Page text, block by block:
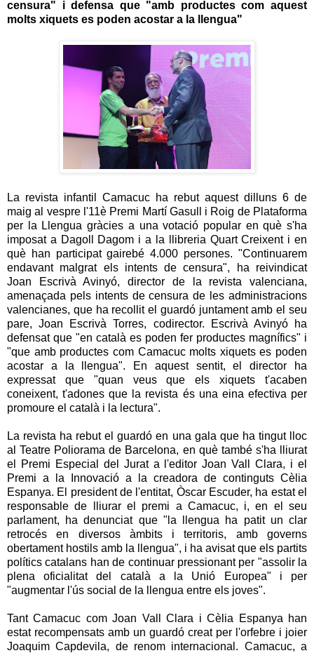
censura" i defensa que "amb productes com aquest
molts xiquets es poden acostar a la llengua"
La revista infantil Camacuc ha rebut aquest dilluns 6 de
maig al vespre l'11è Premi Martí Gasull i Roig de Plataforma
per la Llengua gràcies a una votació popular en què s'ha
imposat a Dagoll Dagom i a la llibreria Quart Creixent i en
què han participat gairebé 4.000 persones. "Continuarem
endavant malgrat els intents de censura", ha reivindicat
Joan Escrivà Avinyó, director de la revista valenciana,
amenaçada pels intents de censura de les administracions
valencianes, que ha recollit el guardó juntament amb el seu
pare, Joan Escrivà Torres, codirector. Escrivà Avinyó ha
defensat que "en català es poden fer productes magnífics" i
"que amb productes com Camacuc molts xiquets es poden
acostar a la llengua". En aquest sentit, el director ha
expressat que "quan veus que els xiquets t'acaben
coneixent, t'adones que la revista és una eina efectiva per
promoure el català i la lectura".
La revista ha rebut el guardó en una gala que ha tingut lloc
al Teatre Poliorama de Barcelona, en què també s'ha lliurat
el Premi Especial del Jurat a l'editor Joan Vall Clara, i el
Premi a la Innovació a la creadora de continguts Cèlia
Espanya. El president de l'entitat, Òscar Escuder, ha estat el
responsable de lliurar el premi a Camacuc, i, en el seu
parlament, ha denunciat que "la llengua ha patit un clar
retrocés en diversos àmbits i territoris, amb governs
obertament hostils amb la llengua", i ha avisat que els partits
polítics catalans han de continuar pressionant per "assolir la
plena oficialitat del català a la Unió Europea" i per
"augmentar l'ús social de la llengua entre els joves".
Tant Camacuc com Joan Vall Clara i Cèlia Espanya han
estat recompensats amb un guardó creat per l'orfebre i joier
Joaquim Capdevila, de renom internacional. Camacuc, a